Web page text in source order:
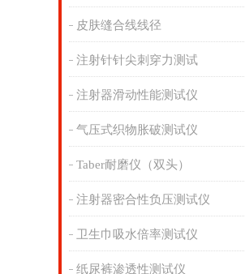
皮肤缝合线线径
注射针针尖刺穿力测试
注射器滑动性能测试仪
气压式织物胀破测试仪
Taber耐磨仪（双头）
注射器密合性负压测试仪
卫生巾吸水倍率测试仪
纸尿裤渗透性测试仪